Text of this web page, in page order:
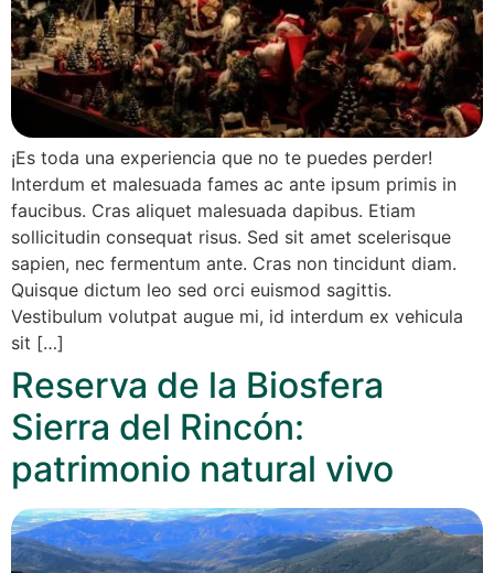
¡Es toda una experiencia que no te puedes perder!
Interdum et malesuada fames ac ante ipsum primis in
faucibus. Cras aliquet malesuada dapibus. Etiam
sollicitudin consequat risus. Sed sit amet scelerisque
sapien, nec fermentum ante. Cras non tincidunt diam.
Quisque dictum leo sed orci euismod sagittis.
Vestibulum volutpat augue mi, id interdum ex vehicula
sit […]
Reserva de la Biosfera
Sierra del Rincón:
patrimonio natural vivo